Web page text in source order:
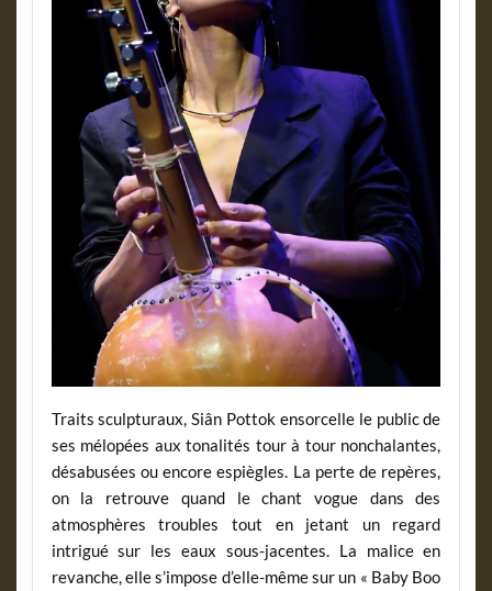
Traits sculpturaux, Siân Pottok ensorcelle le public de
ses mélopées aux tonalités tour à tour nonchalantes,
désabusées ou encore espiègles. La perte de repères,
on la retrouve quand le chant vogue dans des
atmosphères troubles tout en jetant un regard
intrigué sur les eaux sous-jacentes. La malice en
revanche, elle s’impose d’elle-même sur un « Baby Boo